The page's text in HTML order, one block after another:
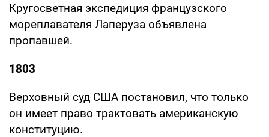
Кругосветная экспедиция французского
мореплавателя Лаперуза объявлена
пропавшей.
1803
Верховный суд США постановил, что только
он имеет право трактовать американскую
конституцию.